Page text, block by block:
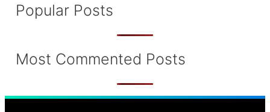
Popular Posts
Most Commented Posts